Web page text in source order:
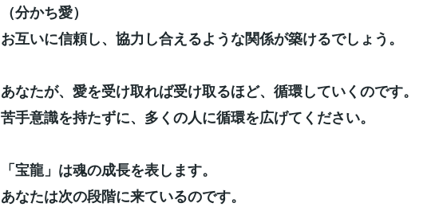
（分かち愛）
お互いに信頼し、協力し合えるような関係が築けるでしょう。
あなたが、愛を受け取れば受け取るほど、循環していくのです。
苦手意識を持たずに、多くの人に循環を広げてください。
「宝龍」は魂の成長を表します。
あなたは次の段階に来ているのです。